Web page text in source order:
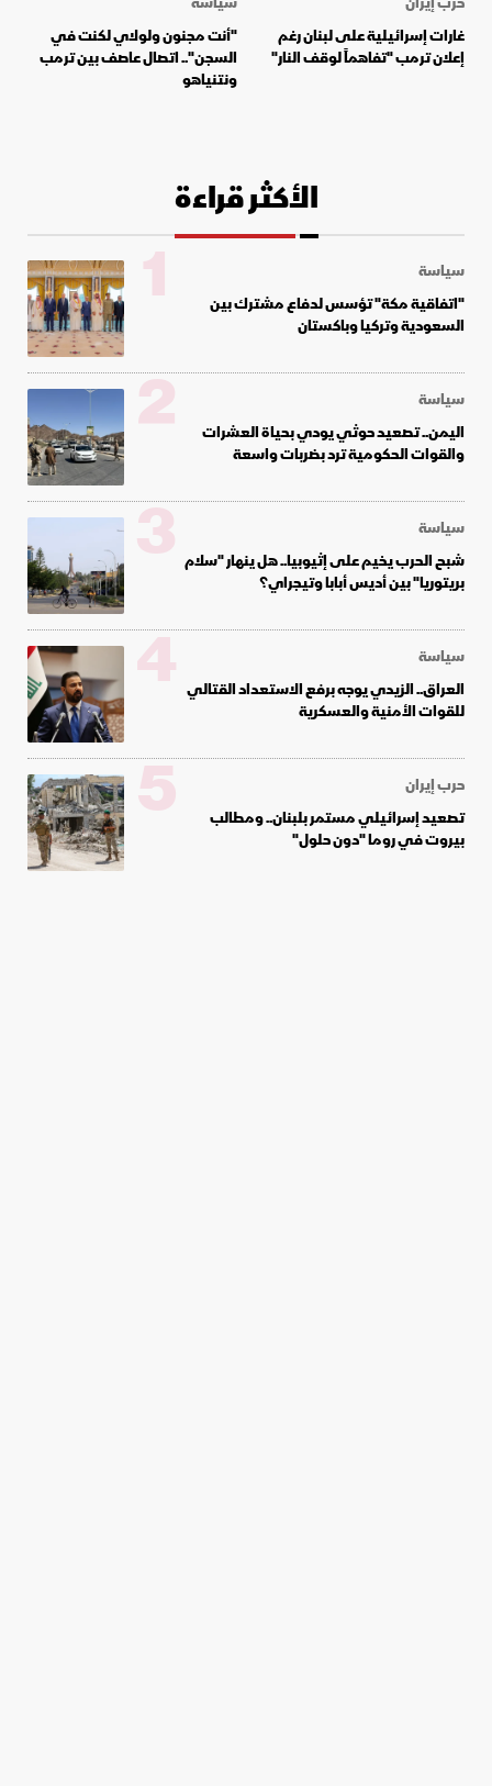
غارات إسرائيلية على لبنان رغم
إعلان ترمب "تفاهماً لوقف النار"
"أنت مجنون ولولاي لكنت في
السجن".. اتصال عاصف بين ترمب
ونتنياهو
الأكثر قراءة
سياسة
"اتفاقية مكة" تؤسس لدفاع مشترك بين
السعودية وتركيا وباكستان
1
سياسة
اليمن.. تصعيد حوثي يودي بحياة العشرات
والقوات الحكومية ترد بضربات واسعة
2
سياسة
شبح الحرب يخيم على إثيوبيا.. هل ينهار "سلام
بريتوريا" بين أديس أبابا وتيجراي؟
3
سياسة
العراق.. الزيدي يوجه برفع الاستعداد القتالي
للقوات الأمنية والعسكرية
4
حرب إيران
تصعيد إسرائيلي مستمر بلبنان.. ومطالب
بيروت في روما "دون حلول"
5